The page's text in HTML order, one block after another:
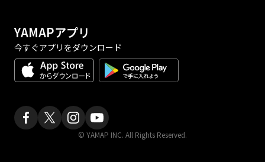
YAMAPアプリ
今すぐアプリをダウンロード
© YAMAP INC. All Rights Reserved.